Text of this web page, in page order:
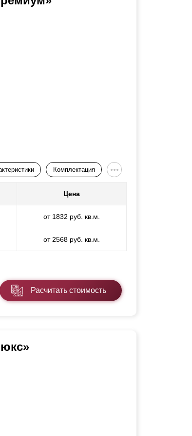
Комплектация
Цена
от 1832 руб. кв.м.
от 2568 руб. кв.м.
Расчитать стоимость